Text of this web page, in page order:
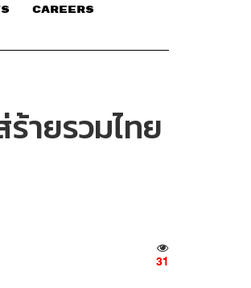
CAREERS
ายรวมไทย
31